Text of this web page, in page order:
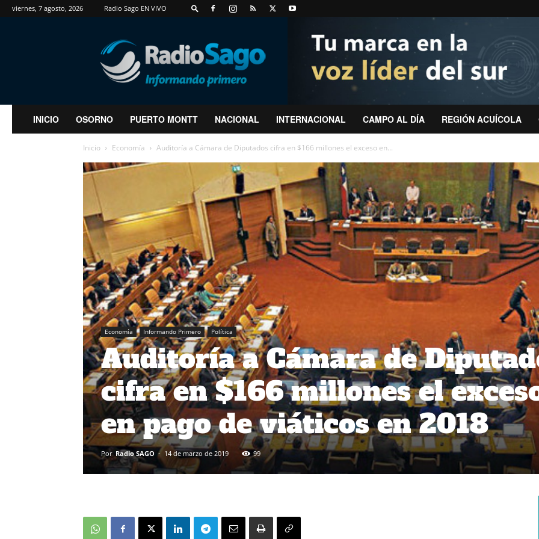
viernes, 7 agosto, 2026 Radio Sago EN VIVO
RadioSago
INICIO OSORNO PUERTO MONTT NACIONAL INTERNACIONAL CAMPO AL DÍA REGIÓN ACUÍCOLA
Inicio Economía Auditoría a Cámara de Diputados cifra en $166 millones el exceso en...
Economía Informando Primero Política
Auditoría a Cámara de
cifra en $166 millones el
en pago de viáticos en 2018
Por Radio SAGO - 14 de marzo de 2019 99